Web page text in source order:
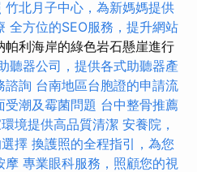
竹北月子中心，為新媽媽提供
全方位的SEO服務，提升網站
帕利海岸的綠色岩石懸崖進行
聽器公司，提供各式助聽器產
諮詢 台南地區台胞證的申請流
受潮及霉菌問題 台中整骨推薦
境提供高品質清潔 安養院，
擇 換護照的全程指引，為您
摩 專業眼科服務，照顧您的視